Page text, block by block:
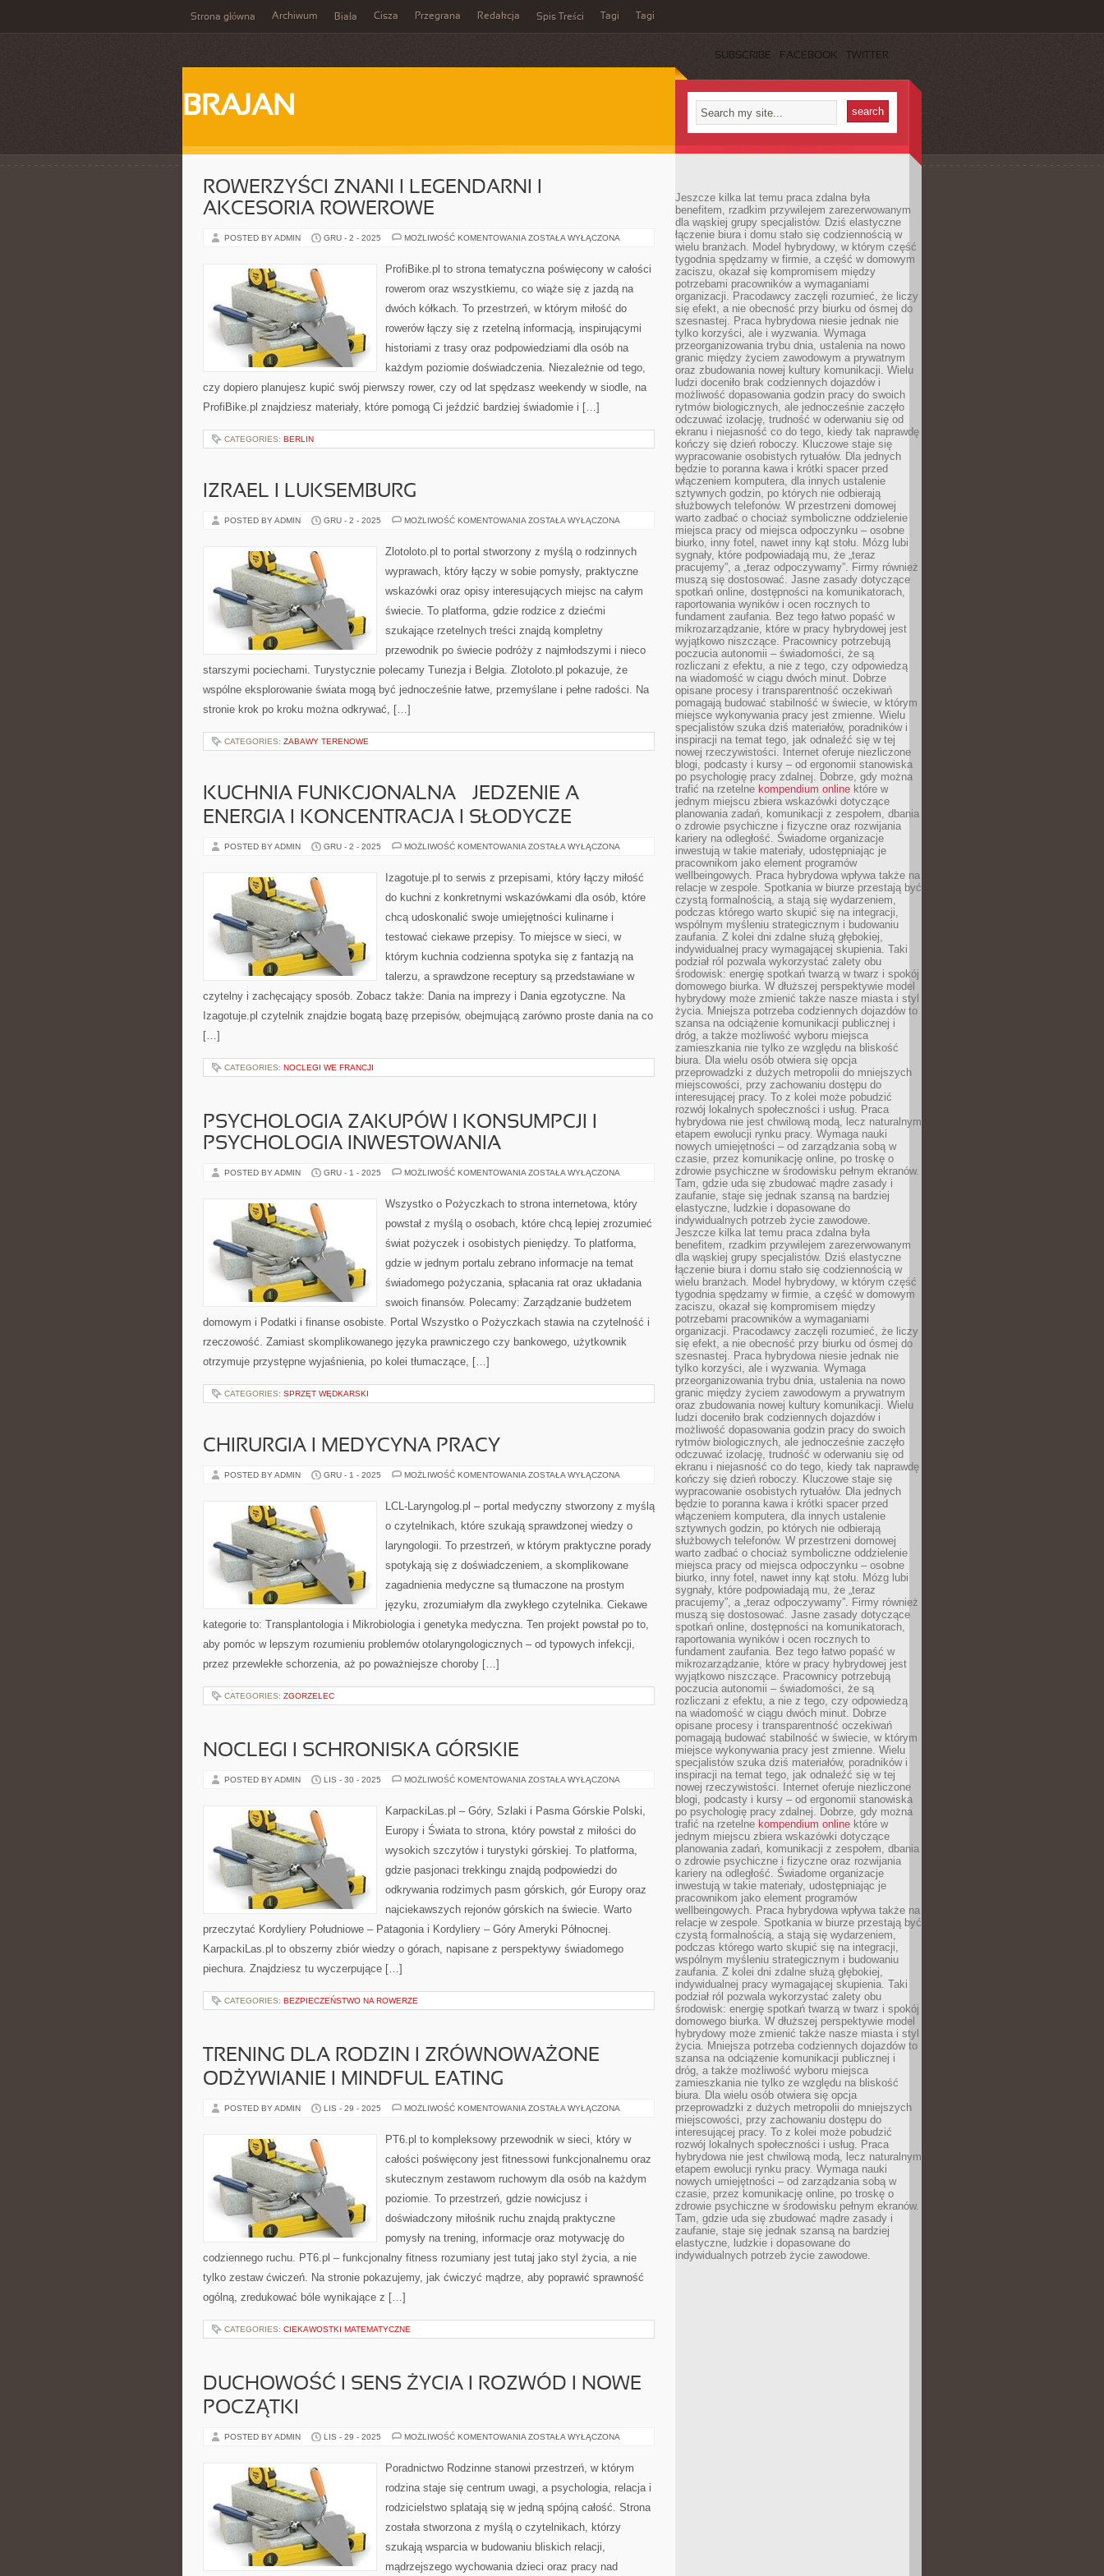
Strona główna Archiwum Biała Cisza Przegrana Redakcja Spis Treści Tagi Tagi
SUBSCRIBE FACEBOOK TWITTER
BRAJAN
ROWERZYŚCI ZNANI I LEGENDARNI I
AKCESORIA ROWEROWE
POSTED BY ADMIN GRU - 2 - 2025 MOŻLIWOŚĆ KOMENTOWANIA ROWERZYŚCI
LEGENDARNI
I
ROWEROWE
ZOSTAŁA WYŁĄCZONA
ProfiBike.pl to strona tematyczna poświęcony w całości
rowerom oraz wszystkiemu, co wiąże się z jazdą na
dwóch kółkach. To przestrzeń, w którym miłość do
rowerów łączy się z rzetelną informacją, inspirującymi
historiami z trasy oraz podpowiedziami dla osób na
każdym poziomie doświadczenia. Niezależnie od tego,
czy dopiero planujesz kupić swój pierwszy rower, czy od lat spędzasz weekendy w siodle, na
ProfiBike.pl znajdziesz materiały, które pomogą Ci jeździć bardziej świadomie i […]
CATEGORIES: BERLIN
IZRAEL I LUKSEMBURG
POSTED BY ADMIN GRU - 2 - 2025 MOŻLIWOŚĆ KOMENTOWANIA IZRAEL
ZOSTAŁA WYŁĄCZONA
Zlotoloto.pl to portal stworzony z myślą o rodzinnych
wyprawach, który łączy w sobie pomysły, praktyczne
wskazówki oraz opisy interesujących miejsc na całym
świecie. To platforma, gdzie rodzice z dziećmi
szukające rzetelnych treści znajdą kompletny
przewodnik po świecie podróży z najmłodszymi i nieco
starszymi pociechami. Turystycznie polecamy Tunezja i Belgia. Zlotoloto.pl pokazuje, że
wspólne eksplorowanie świata mogą być jednocześnie łatwe, przemyślane i pełne radości. Na
stronie krok po kroku można odkrywać, […]
CATEGORIES: ZABAWY TERENOWE
KUCHNIA FUNKCJONALNA – JEDZENIE A
ENERGIA I KONCENTRACJA I SŁODYCZE
POSTED BY ADMIN GRU - 2 - 2025 MOŻLIWOŚĆ KOMENTOWANIA KUCHNIA
JEDZENIE
A
I
I
ZOSTAŁA WYŁĄCZONA
Izagotuje.pl to serwis z przepisami, który łączy miłość
do kuchni z konkretnymi wskazówkami dla osób, które
chcą udoskonalić swoje umiejętności kulinarne i
testować ciekawe przepisy. To miejsce w sieci, w
którym kuchnia codzienna spotyka się z fantazją na
talerzu, a sprawdzone receptury są przedstawiane w
czytelny i zachęcający sposób. Zobacz także: Dania na imprezy i Dania egzotyczne. Na
Izagotuje.pl czytelnik znajdzie bogatą bazę przepisów, obejmującą zarówno proste dania na co
[…]
CATEGORIES: NOCLEGI WE FRANCJI
PSYCHOLOGIA ZAKUPÓW I KONSUMPCJI I
PSYCHOLOGIA INWESTOWANIA
POSTED BY ADMIN GRU - 1 - 2025 MOŻLIWOŚĆ KOMENTOWANIA PSYCHOLOGIA
KONSUMPCJI
I
INWESTOWANIA
ZOSTAŁA WYŁĄCZONA
Wszystko o Pożyczkach to strona internetowa, który
powstał z myślą o osobach, które chcą lepiej zrozumieć
świat pożyczek i osobistych pieniędzy. To platforma,
gdzie w jednym portalu zebrano informacje na temat
świadomego pożyczania, spłacania rat oraz układania
swoich finansów. Polecamy: Zarządzanie budżetem
domowym i Podatki i finanse osobiste. Portal Wszystko o Pożyczkach stawia na czytelność i
rzeczowość. Zamiast skomplikowanego języka prawniczego czy bankowego, użytkownik
otrzymuje przystępne wyjaśnienia, po kolei tłumaczące, […]
CATEGORIES: SPRZĘT WĘDKARSKI
CHIRURGIA I MEDYCYNA PRACY
POSTED BY ADMIN GRU - 1 - 2025 MOŻLIWOŚĆ KOMENTOWANIA CHIRURGIA
PRACY
ZOSTAŁA WYŁĄCZONA
LCL-Laryngolog.pl – portal medyczny stworzony z myślą
o czytelnikach, które szukają sprawdzonej wiedzy o
laryngologii. To przestrzeń, w którym praktyczne porady
spotykają się z doświadczeniem, a skomplikowane
zagadnienia medyczne są tłumaczone na prostym
języku, zrozumiałym dla zwykłego czytelnika. Ciekawe
kategorie to: Transplantologia i Mikrobiologia i genetyka medyczna. Ten projekt powstał po to,
aby pomóc w lepszym rozumieniu problemów otolaryngologicznych – od typowych infekcji,
przez przewlekłe schorzenia, aż po poważniejsze choroby […]
CATEGORIES: ZGORZELEC
NOCLEGI I SCHRONISKA GÓRSKIE
POSTED BY ADMIN LIS - 30 - 2025 MOŻLIWOŚĆ KOMENTOWANIA NOCLEGI
GÓRSKIE
ZOSTAŁA WYŁĄCZONA
KarpackiLas.pl – Góry, Szlaki i Pasma Górskie Polski,
Europy i Świata to strona, który powstał z miłości do
wysokich szczytów i turystyki górskiej. To platforma,
gdzie pasjonaci trekkingu znajdą podpowiedzi do
odkrywania rodzimych pasm górskich, gór Europy oraz
najciekawszych rejonów górskich na świecie. Warto
przeczytać Kordyliery Południowe – Patagonia i Kordyliery – Góry Ameryki Północnej.
KarpackiLas.pl to obszerny zbiór wiedzy o górach, napisane z perspektywy świadomego
piechura. Znajdziesz tu wyczerpujące […]
CATEGORIES: BEZPIECZEŃSTWO NA ROWERZE
TRENING DLA RODZIN I ZRÓWNOWAŻONE
ODŻYWIANIE I MINDFUL EATING
POSTED BY ADMIN LIS - 29 - 2025 MOŻLIWOŚĆ KOMENTOWANIA TRENING
ZRÓWNOWAŻONE
I
EATING
ZOSTAŁA WYŁĄCZONA
PT6.pl to kompleksowy przewodnik w sieci, który w
całości poświęcony jest fitnessowi funkcjonalnemu oraz
skutecznym zestawom ruchowym dla osób na każdym
poziomie. To przestrzeń, gdzie nowicjusz i
doświadczony miłośnik ruchu znajdą praktyczne
pomysły na trening, informacje oraz motywację do
codziennego ruchu. PT6.pl – funkcjonalny fitness rozumiany jest tutaj jako styl życia, a nie
tylko zestaw ćwiczeń. Na stronie pokazujemy, jak ćwiczyć mądrze, aby poprawić sprawność
ogólną, zredukować bóle wynikające z […]
CATEGORIES: CIEKAWOSTKI MATEMATYCZNE
DUCHOWOŚĆ I SENS ŻYCIA I ROZWÓD I NOWE
POCZĄTKI
POSTED BY ADMIN LIS - 29 - 2025 MOŻLIWOŚĆ KOMENTOWANIA DUCHOWOŚĆ
ŻYCIA
I
I
POCZĄTKI
ZOSTAŁA WYŁĄCZONA
Poradnictwo Rodzinne stanowi przestrzeń, w którym
rodzina staje się centrum uwagi, a psychologia, relacja i
rodzicielstwo splatają się w jedną spójną całość. Strona
została stworzona z myślą o czytelnikach, którzy
szukają wsparcia w budowaniu bliskich relacji,
mądrzejszego wychowania dzieci oraz pracy nad
Jeszcze kilka lat temu praca zdalna była
benefitem, rzadkim przywilejem zarezerwowanym
dla wąskiej grupy specjalistów. Dziś elastyczne
łączenie biura i domu stało się codziennością w
wielu branżach. Model hybrydowy, w którym część
tygodnia spędzamy w firmie, a część w domowym
zaciszu, okazał się kompromisem między
potrzebami pracowników a wymaganiami
organizacji. Pracodawcy zaczęli rozumieć, że liczy
się efekt, a nie obecność przy biurku od ósmej do
szesnastej. Praca hybrydowa niesie jednak nie
tylko korzyści, ale i wyzwania. Wymaga
przeorganizowania trybu dnia, ustalenia na nowo
granic między życiem zawodowym a prywatnym
oraz zbudowania nowej kultury komunikacji. Wielu
ludzi doceniło brak codziennych dojazdów i
możliwość dopasowania godzin pracy do swoich
rytmów biologicznych, ale jednocześnie zaczęło
odczuwać izolację, trudność w oderwaniu się od
ekranu i niejasność co do tego, kiedy tak naprawdę
kończy się dzień roboczy. Kluczowe staje się
wypracowanie osobistych rytuałów. Dla jednych
będzie to poranna kawa i krótki spacer przed
włączeniem komputera, dla innych ustalenie
sztywnych godzin, po których nie odbierają
służbowych telefonów. W przestrzeni domowej
warto zadbać o chociaż symboliczne oddzielenie
miejsca pracy od miejsca odpoczynku – osobne
biurko, inny fotel, nawet inny kąt stołu. Mózg lubi
sygnały, które podpowiadają mu, że „teraz
pracujemy”, a „teraz odpoczywamy”. Firmy również
muszą się dostosować. Jasne zasady dotyczące
spotkań online, dostępności na komunikatorach,
raportowania wyników i ocen rocznych to
fundament zaufania. Bez tego łatwo popaść w
mikrozarządzanie, które w pracy hybrydowej jest
wyjątkowo niszczące. Pracownicy potrzebują
poczucia autonomii – świadomości, że są
rozliczani z efektu, a nie z tego, czy odpowiedzą
na wiadomość w ciągu dwóch minut. Dobrze
opisane procesy i transparentność oczekiwań
pomagają budować stabilność w świecie, w którym
miejsce wykonywania pracy jest zmienne. Wielu
specjalistów szuka dziś materiałów, poradników i
inspiracji na temat tego, jak odnaleźć się w tej
nowej rzeczywistości. Internet oferuje niezliczone
blogi, podcasty i kursy – od ergonomii stanowiska
po psychologię pracy zdalnej. Dobrze, gdy można
trafić na rzetelne kompendium online które w
jednym miejscu zbiera wskazówki dotyczące
planowania zadań, komunikacji z zespołem, dbania
o zdrowie psychiczne i fizyczne oraz rozwijania
kariery na odległość. Świadome organizacje
inwestują w takie materiały, udostępniając je
pracownikom jako element programów
wellbeingowych. Praca hybrydowa wpływa także na
relacje w zespole. Spotkania w biurze przestają być
czystą formalnością, a stają się wydarzeniem,
podczas którego warto skupić się na integracji,
wspólnym myśleniu strategicznym i budowaniu
zaufania. Z kolei dni zdalne służą głębokiej,
indywidualnej pracy wymagającej skupienia. Taki
podział ról pozwala wykorzystać zalety obu
środowisk: energię spotkań twarzą w twarz i spokój
domowego biurka. W dłuższej perspektywie model
hybrydowy może zmienić także nasze miasta i styl
życia. Mniejsza potrzeba codziennych dojazdów to
szansa na odciążenie komunikacji publicznej i
dróg, a także możliwość wyboru miejsca
zamieszkania nie tylko ze względu na bliskość
biura. Dla wielu osób otwiera się opcja
przeprowadzki z dużych metropolii do mniejszych
miejscowości, przy zachowaniu dostępu do
interesującej pracy. To z kolei może pobudzić
rozwój lokalnych społeczności i usług. Praca
hybrydowa nie jest chwilową modą, lecz naturalnym
etapem ewolucji rynku pracy. Wymaga nauki
nowych umiejętności – od zarządzania sobą w
czasie, przez komunikację online, po troskę o
zdrowie psychiczne w środowisku pełnym ekranów.
Tam, gdzie uda się zbudować mądre zasady i
zaufanie, staje się jednak szansą na bardziej
elastyczne, ludzkie i dopasowane do
indywidualnych potrzeb życie zawodowe.
Jeszcze kilka lat temu praca zdalna była
benefitem, rzadkim przywilejem zarezerwowanym
dla wąskiej grupy specjalistów. Dziś elastyczne
łączenie biura i domu stało się codziennością w
wielu branżach. Model hybrydowy, w którym część
tygodnia spędzamy w firmie, a część w domowym
zaciszu, okazał się kompromisem między
potrzebami pracowników a wymaganiami
organizacji. Pracodawcy zaczęli rozumieć, że liczy
się efekt, a nie obecność przy biurku od ósmej do
szesnastej. Praca hybrydowa niesie jednak nie
tylko korzyści, ale i wyzwania. Wymaga
przeorganizowania trybu dnia, ustalenia na nowo
granic między życiem zawodowym a prywatnym
oraz zbudowania nowej kultury komunikacji. Wielu
ludzi doceniło brak codziennych dojazdów i
możliwość dopasowania godzin pracy do swoich
rytmów biologicznych, ale jednocześnie zaczęło
odczuwać izolację, trudność w oderwaniu się od
ekranu i niejasność co do tego, kiedy tak naprawdę
kończy się dzień roboczy. Kluczowe staje się
wypracowanie osobistych rytuałów. Dla jednych
będzie to poranna kawa i krótki spacer przed
włączeniem komputera, dla innych ustalenie
sztywnych godzin, po których nie odbierają
służbowych telefonów. W przestrzeni domowej
warto zadbać o chociaż symboliczne oddzielenie
miejsca pracy od miejsca odpoczynku – osobne
biurko, inny fotel, nawet inny kąt stołu. Mózg lubi
sygnały, które podpowiadają mu, że „teraz
pracujemy”, a „teraz odpoczywamy”. Firmy również
muszą się dostosować. Jasne zasady dotyczące
spotkań online, dostępności na komunikatorach,
raportowania wyników i ocen rocznych to
fundament zaufania. Bez tego łatwo popaść w
mikrozarządzanie, które w pracy hybrydowej jest
wyjątkowo niszczące. Pracownicy potrzebują
poczucia autonomii – świadomości, że są
rozliczani z efektu, a nie z tego, czy odpowiedzą
na wiadomość w ciągu dwóch minut. Dobrze
opisane procesy i transparentność oczekiwań
pomagają budować stabilność w świecie, w którym
miejsce wykonywania pracy jest zmienne. Wielu
specjalistów szuka dziś materiałów, poradników i
inspiracji na temat tego, jak odnaleźć się w tej
nowej rzeczywistości. Internet oferuje niezliczone
blogi, podcasty i kursy – od ergonomii stanowiska
po psychologię pracy zdalnej. Dobrze, gdy można
trafić na rzetelne kompendium online które w
jednym miejscu zbiera wskazówki dotyczące
planowania zadań, komunikacji z zespołem, dbania
o zdrowie psychiczne i fizyczne oraz rozwijania
kariery na odległość. Świadome organizacje
inwestują w takie materiały, udostępniając je
pracownikom jako element programów
wellbeingowych. Praca hybrydowa wpływa także na
relacje w zespole. Spotkania w biurze przestają być
czystą formalnością, a stają się wydarzeniem,
podczas którego warto skupić się na integracji,
wspólnym myśleniu strategicznym i budowaniu
zaufania. Z kolei dni zdalne służą głębokiej,
indywidualnej pracy wymagającej skupienia. Taki
podział ról pozwala wykorzystać zalety obu
środowisk: energię spotkań twarzą w twarz i spokój
domowego biurka. W dłuższej perspektywie model
hybrydowy może zmienić także nasze miasta i styl
życia. Mniejsza potrzeba codziennych dojazdów to
szansa na odciążenie komunikacji publicznej i
dróg, a także możliwość wyboru miejsca
zamieszkania nie tylko ze względu na bliskość
biura. Dla wielu osób otwiera się opcja
przeprowadzki z dużych metropolii do mniejszych
miejscowości, przy zachowaniu dostępu do
interesującej pracy. To z kolei może pobudzić
rozwój lokalnych społeczności i usług. Praca
hybrydowa nie jest chwilową modą, lecz naturalnym
etapem ewolucji rynku pracy. Wymaga nauki
nowych umiejętności – od zarządzania sobą w
czasie, przez komunikację online, po troskę o
zdrowie psychiczne w środowisku pełnym ekranów.
Tam, gdzie uda się zbudować mądre zasady i
zaufanie, staje się jednak szansą na bardziej
elastyczne, ludzkie i dopasowane do
indywidualnych potrzeb życie zawodowe.